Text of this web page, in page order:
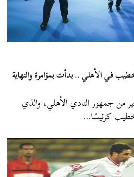
في الأهلي .. بدأت بمؤامرة والنهاية
من جمهور النادي الأهلي، والذي
كرئيسًا…